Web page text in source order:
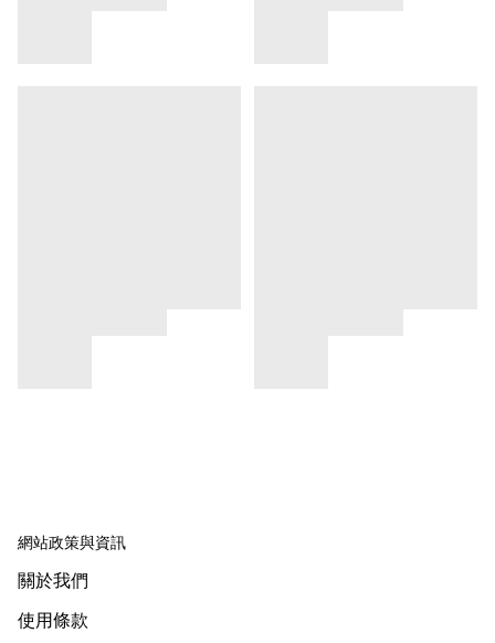
網站政策與資訊
關於我們
使用條款